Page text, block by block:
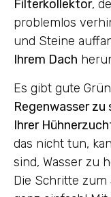
Filterkollektor,
problemlos
und Steine
Ihrem Dach
Es gibt gute
Regenwasser
Ihrer
das nicht tun,
sind, Wasser zu
Die Schritte zum